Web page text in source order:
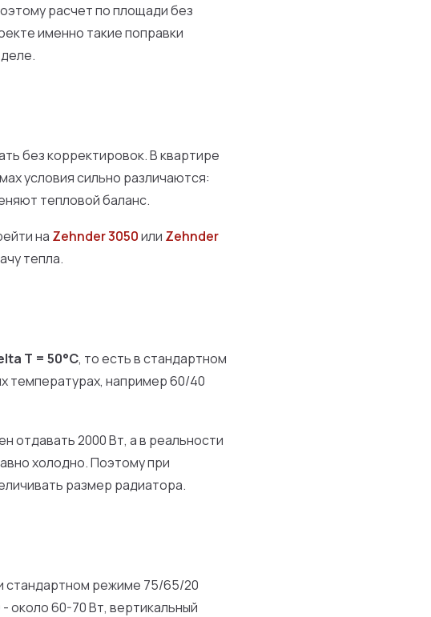
расчет по площади без
именно такие поправки
без корректировок. В квартире
условия сильно различаются:
тепловой баланс.
на Zehnder 3050или Zehnder
тепла.
T = 50°C, то есть в стандартном
температурах, например 60/40
отдавать 2000 Вт, а в реальности
холодно. Поэтому при
размер радиатора.
стандартном режиме 75/65/20
около 60-70 Вт, вертикальный